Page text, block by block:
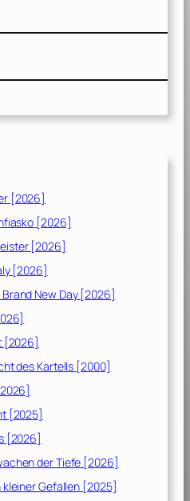
[2026]
[2026]
[2026]
[2026]
New Day [2026]
[2026]
des Kartells [2000]
[2025]
[2026]
der Tiefe [2026]
kleiner Gefallen [2025]